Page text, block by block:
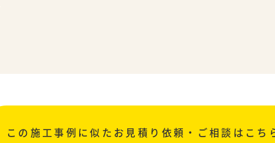
この施工事例に似た お見積り依頼・ご相談はこち